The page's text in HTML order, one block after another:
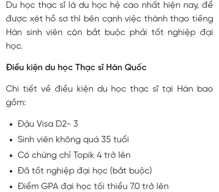
Du học thạc sĩ là du học hệ cao nhất hiện nay, để
được xét hồ sơ thì bên cạnh việc thành thạo tiếng
Hàn sinh viên còn bắt buộc phải tốt nghiệp đại
học.
Điều kiện du học Thạc sĩ Hàn Quốc
Chi tiết về điều kiện du học thạc sĩ tại Hàn bao
gồm:
Đậu Visa D2- 3
Sinh viên không quá 35 tuổi
Có chứng chỉ Topik 4 trở lên
Đã tốt nghiệp đại học (bắt buộc)
Điểm GPA đại học tối thiểu 7.0 trở lên